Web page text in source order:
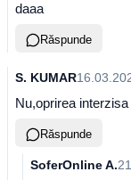
daaa
Răspunde
S. KUMAR
Nu,oprirea interzisa
Răspunde
SoferOnline A.